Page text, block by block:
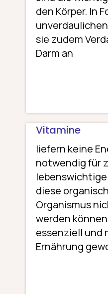
den Körper. In
sie zudem
Darm an
Vitamine
liefern keine
notwendig für
lebenswichtige
diese
Organismus
werden
essenziell und
Ernährung